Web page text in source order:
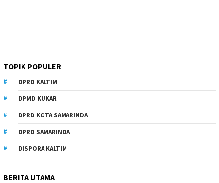
TOPIK POPULER
DPRD KALTIM
DPMD KUKAR
DPRD KOTA SAMARINDA
DPRD SAMARINDA
DISPORA KALTIM
BERITA UTAMA